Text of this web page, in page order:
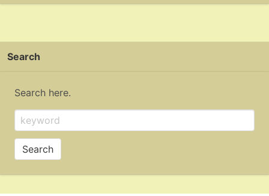
Search
Search here.